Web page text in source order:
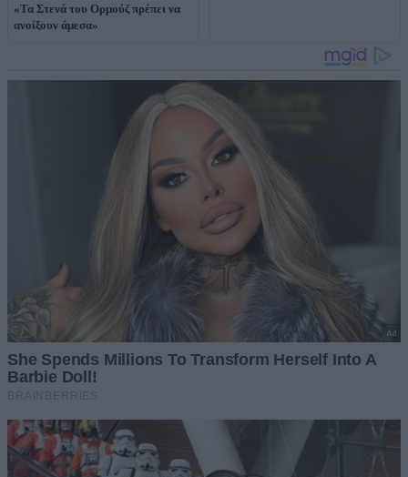
«Τα Στενά του Ορμούζ πρέπει να
ανοίξουν άμεσα»